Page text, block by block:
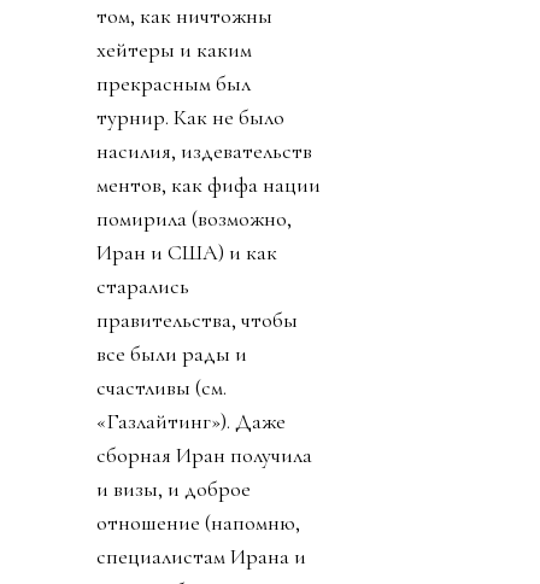
том, как ничтожны
хейтеры и каким
прекрасным был
турнир. Как не было
насилия, издевательств
ментов, как фифа нации
помирила (возможно,
Иран и США) и как
старались
правительства, чтобы
все были рады и
счастливы (см.
«Газлайтинг»). Даже
сборная Иран получила
и визы, и доброе
отношение (напомню,
специалистам Ирана и